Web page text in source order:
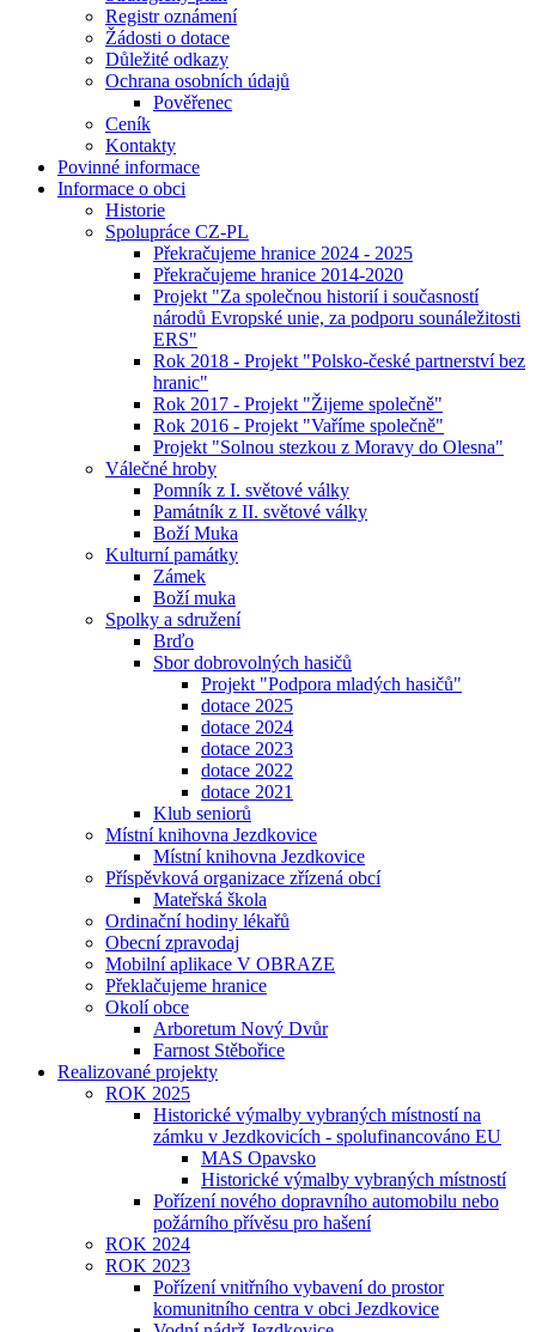
Registr oznámení
Žádosti o dotace
Důležité odkazy
Ochrana osobních údajů
Pověřenec
Ceník
Kontakty
Povinné informace
Informace o obci
Historie
Spolupráce CZ-PL
Překračujeme hranice 2024 - 2025
Překračujeme hranice 2014-2020
Projekt "Za společnou historií i současností
národů Evropské unie, za podporu sounáležitosti
ERS"
Rok 2018 - Projekt "Polsko-české partnerství bez
hranic"
Rok 2017 - Projekt "Žijeme společně"
Rok 2016 - Projekt "Vaříme společně"
Projekt "Solnou stezkou z Moravy do Olesna"
Válečné hroby
Pomník z I. světové války
Památník z II. světové války
Boží Muka
Kulturní památky
Zámek
Boží muka
Spolky a sdružení
Brďo
Sbor dobrovolných hasičů
Projekt "Podpora mladých hasičů"
dotace 2025
dotace 2024
dotace 2023
dotace 2022
dotace 2021
Klub seniorů
Místní knihovna Jezdkovice
Místní knihovna Jezdkovice
Příspěvková organizace zřízená obcí
Mateřská škola
Ordinační hodiny lékařů
Obecní zpravodaj
Mobilní aplikace V OBRAZE
Překlačujeme hranice
Okolí obce
Arboretum Nový Dvůr
Farnost Stěbořice
Realizované projekty
ROK 2025
Historické výmalby vybraných místností na
zámku v Jezdkovicích - spolufinancováno EU
MAS Opavsko
Historické výmalby vybraných místností
Pořízení nového dopravního automobilu nebo
požárního přívěsu pro hašení
ROK 2024
ROK 2023
Pořízení vnitřního vybavení do prostor
komunitního centra v obci Jezdkovice